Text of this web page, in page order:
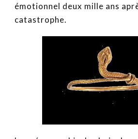
émotionnel deux mille ans
catastrophe.